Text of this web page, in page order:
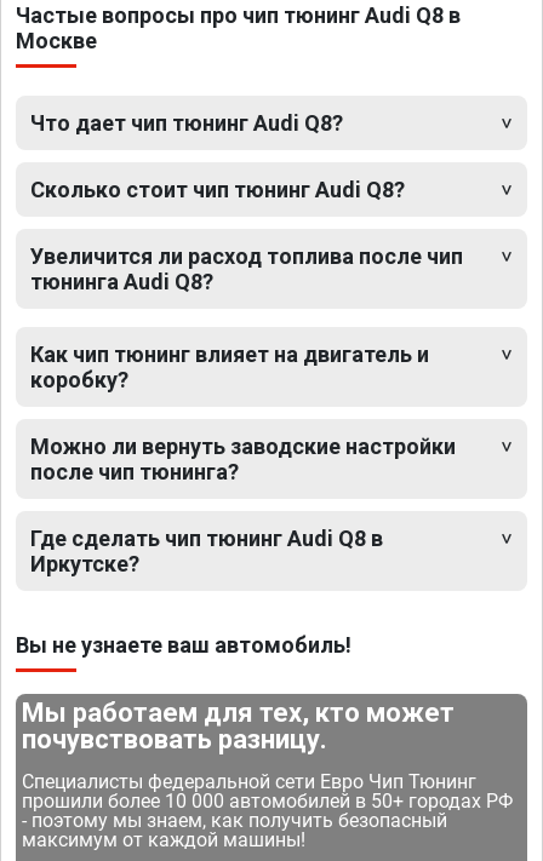
Частые вопросы про чип тюнинг Audi Q8 в
Москве
Что дает чип тюнинг Audi Q8?
Сколько стоит чип тюнинг Audi Q8?
Увеличится ли расход топлива после чип
тюнинга Audi Q8?
Как чип тюнинг влияет на двигатель и
коробку?
Можно ли вернуть заводские настройки
после чип тюнинга?
Где сделать чип тюнинг Audi Q8 в
Иркутске?
Вы не узнаете ваш автомобиль!
Мы работаем для тех, кто может
почувствовать разницу.
Специалисты федеральной сети Евро Чип Тюнинг
прошили более 10 000 автомобилей в 50+ городах РФ
- поэтому мы знаем, как получить безопасный
максимум от каждой машины!